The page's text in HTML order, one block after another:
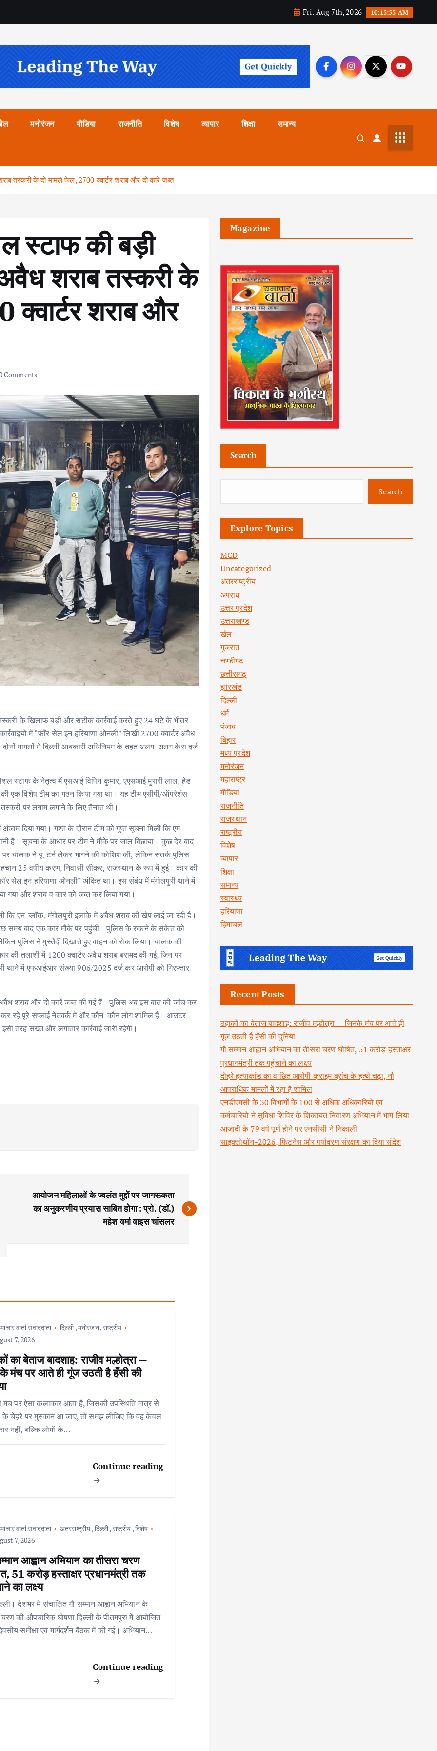
Fri. Aug 7th, 2026 10:15:56 AM
मनोरंजन मीडिया राजनीति विशेष व्यापार शिक्षा समान्य
तस्करी के दो मामले फेल, 2700 क्वार्टर शराब और दो कारें जब्त
स्टाफ की बड़ी
शराब तस्करी के
शराब और
Comments
के खिलाफ बड़ी और सटीक कार्रवाई करते हुए 24 घंटे के भीतर
में “फॉर सेल इन हरियाणा ओनली” लिखी 2700 क्वार्टर अवैध
दोनों मामलों में दिल्ली आबकारी अधिनियम के तहत अलग-अलग केस दर्ज
स्टाफ के नेतृत्व में एसआई विपिन कुमार, एएसआई मुरारी लाल, हेड
विशेष टीम का गठन किया गया था। यह टीम एसीपी/ऑपरेशंस
पर लगाम लगाने के लिए तैनात थी।
दिया गया। गश्त के दौरान टीम को गुप्त सूचना मिली कि एम-
है। सूचना के आधार पर टीम ने मौके पर जाल बिछाया। कुछ देर बाद
पर चालक ने यू-टर्न लेकर भागने की कोशिश की, लेकिन सतर्क पुलिस
25 वर्षीय करण, निवासी सीकर, राजस्थान के रूप में हुई। कार की
सेल इन हरियाणा ओनली” अंकित था। इस संबंध में मंगोलपुरी थाने में
और शराब व कार को जब्त कर लिया गया।
एन-ब्लॉक, मंगोलपुरी इलाके में अवैध शराब की खेप लाई जा रही है।
कुछ समय बाद एक कार मौके पर पहुंची। पुलिस के रुकने के संकेत को
पुलिस ने मुस्तैदी दिखाते हुए वाहन को रोक लिया। चालक की
की तलाशी में 1200 क्वार्टर अवैध शराब बरामद की गई, जिन पर
थाने में एफआईआर संख्या 906/2025 दर्ज कर आरोपी को गिरफ्तार
शराब और दो कारें जब्त की गई हैं। पुलिस अब इस बात की जांच कर
रहे पूरे सप्लाई नेटवर्क में और कौन-कौन लोग शामिल हैं। आउटर
तरह सख्त और लगातार कार्रवाई जारी रहेगी।
आयोजन महिलाओं के ज्वलंत मुद्दों पर जागरूकता
का अनुकरणीय प्रयास साबित होगा : प्रो. (डॉ.)
महेश वर्मा वाइस चांसलर
वार्ता संवाददाता दिल्ली,मनोरंजन,राष्ट्रीय
7, 2026
का बेताज बादशाह: राजीव मल्होत्रा —
मंच पर आते ही गूंज उठती है हँसी की
मंच पर ऐसा कलाकार आता है, जिसकी उपस्थिति मात्र से
के चेहरे पर मुस्कान आ जाए, तो समझ लीजिए कि वह केवल
नहीं, बल्कि लोगों के…
Continue reading
वार्ता संवाददाता अंतरराष्ट्रीय, दिल्ली, राष्ट्रीय ,विशेष
7, 2026
आह्वान अभियान का तीसरा चरण
51 करोड़ हस्ताक्षर प्रधानमंत्री तक
का लक्ष्य
देशभर में संचालित गौ सम्मान आह्वान अभियान के
की औपचारिक घोषणा दिल्ली के पीतमपुरा में आयोजित
समीक्षा एवं मार्गदर्शन बैठक में की गई। अभियान…
Continue reading
Magazine
Search
Search
Explore Topics
MCD
Uncategorized
अंतरराष्ट्रीय
अपराध
उत्तर प्रदेश
उत्तराखण्ड
खेल
गुजरात
चण्डीगढ़
छत्तीसगढ़
झारखंड
दिल्ली
धर्म
पंजाब
बिहार
मध्य प्रदेश
मनोरंजन
महाराष्ट्र
मीडिया
राजनीति
राजस्थान
राष्ट्रीय
विशेष
व्यापार
शिक्षा
समान्य
स्वास्थ्य
हरियाणा
हिमाचल
Recent Posts
ठहाकों का बेताज बादशाह: राजीव मल्होत्रा — जिनके मंच पर आते ही
गूंज उठती है हँसी की दुनिया
गौ सम्मान आह्वान अभियान का तीसरा चरण घोषित, 51 करोड़ हस्ताक्षर
प्रधानमंत्री तक पहुंचाने का लक्ष्य
दोहरे हत्याकांड का वांछित आरोपी क्राइम ब्रांच के हत्थे चढ़ा, नौ
आपराधिक मामलों में रहा है शामिल
एनडीएमसी के 30 विभागों के 100 से अधिक अधिकारियों एवं
कर्मचारियों ने सुविधा शिविर के शिकायत निवारण अभियान में भाग लिया
आजादी के 79 वर्ष पूर्ण होने पर एनसीसी ने निकाली
साइक्लोथॉन-2026, फिटनेस और पर्यावरण संरक्षण का दिया संदेश